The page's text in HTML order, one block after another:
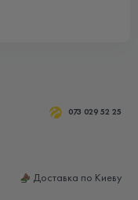
073 029 52 25
Доставка по Киеву